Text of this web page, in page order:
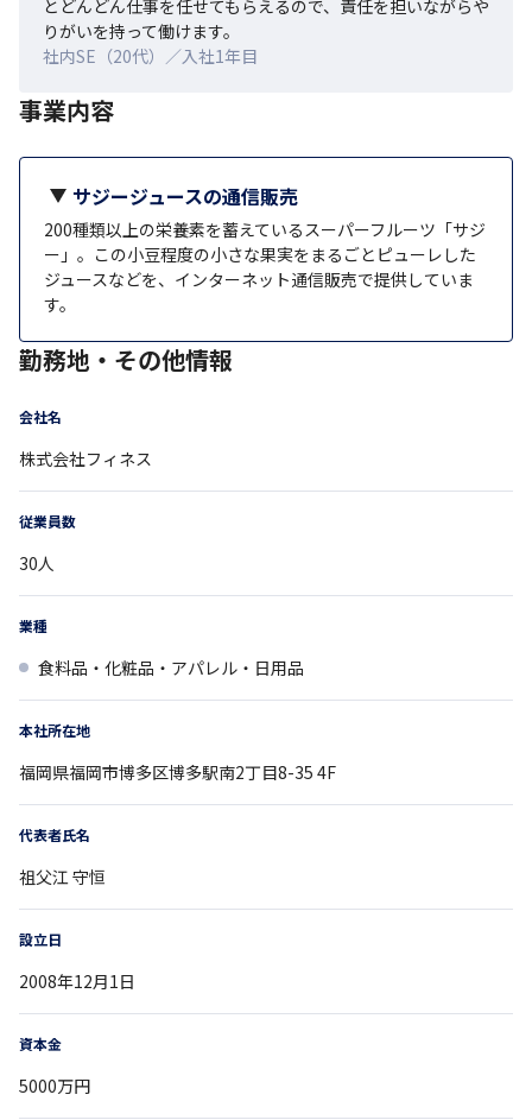
とどんどん仕事を任せてもらえるので、責任を担いながらや
りがいを持って働けます。
社内SE（20代）／入社1年目
事業内容
サジージュースの通信販売
200種類以上の栄養素を蓄えているスーパーフルーツ「サジ
ー」。この小豆程度の小さな果実をまるごとピューレした
ジュースなどを、インターネット通信販売で提供していま
す。
勤務地・その他情報
会社名
株式会社フィネス
従業員数
30人
業種
食料品・化粧品・アパレル・日用品
本社所在地
福岡県福岡市博多区博多駅南2丁目8-35 4F
代表者氏名
祖父江 守恒
設立日
2008年12月1日
資本金
5000万円